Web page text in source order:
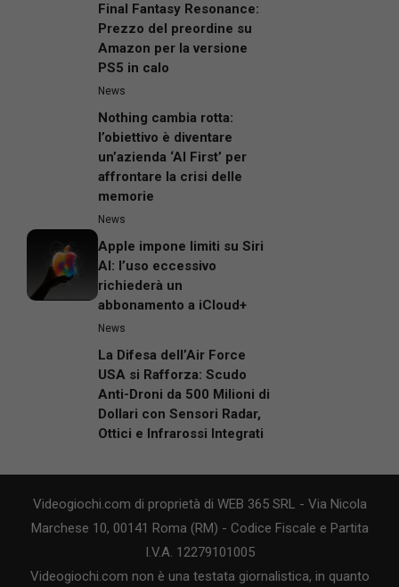
Final Fantasy Resonance:
Prezzo del preordine su
Amazon per la versione
PS5 in calo
News
Nothing cambia rotta:
l’obiettivo è diventare
un’azienda ‘AI First’ per
affrontare la crisi delle
memorie
News
Apple impone limiti su Siri
AI: l’uso eccessivo
richiederà un
abbonamento a iCloud+
News
La Difesa dell’Air Force
USA si Rafforza: Scudo
Anti-Droni da 500 Milioni di
Dollari con Sensori Radar,
Ottici e Infrarossi Integrati
Videogiochi.com di proprietà di WEB 365 SRL - Via Nicola
Marchese 10, 00141 Roma (RM) - Codice Fiscale e Partita
I.V.A. 12279101005
Videogiochi.com non è una testata giornalistica, in quanto